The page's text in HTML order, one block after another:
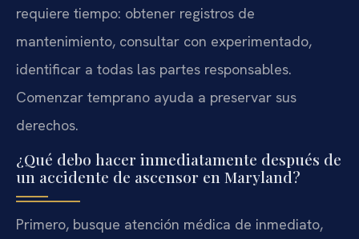
requiere tiempo: obtener registros de
mantenimiento, consultar con experimentado,
identificar a todas las partes responsables.
Comenzar temprano ayuda a preservar sus
derechos.
¿Qué debo hacer inmediatamente después de
un accidente de ascensor en Maryland?
Primero, busque atención médica de inmediato,